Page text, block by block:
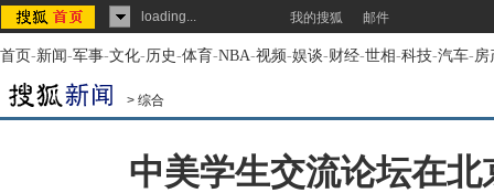
loading... 我的搜狐 邮件
首页-新闻-军事-文化-历史-体育-NBA-视频-娱谈-财经-世相-科技-汽车-房
> 综合
中美学生交流论坛在北